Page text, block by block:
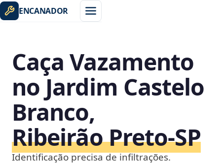
ENCANADOR
Caça Vazamento
no Jardim Castelo
Branco,
Ribeirão Preto‑SP
Identificação precisa de infiltrações.